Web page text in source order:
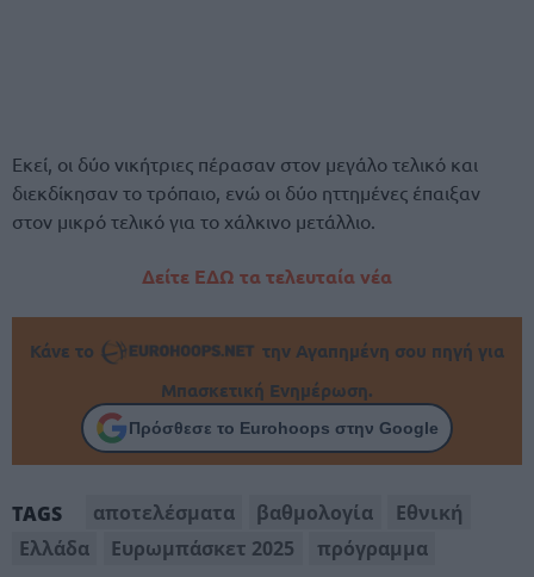
Εκεί, οι δύο νικήτριες πέρασαν στον μεγάλο τελικό και
διεκδίκησαν το τρόπαιο, ενώ οι δύο ηττημένες έπαιξαν
στον μικρό τελικό για το χάλκινο μετάλλιο.
Δείτε ΕΔΩ τα τελευταία νέα
Κάνε το
την Αγαπημένη σου πηγή για
Μπασκετική Ενημέρωση.
Πρόσθεσε το Eurohoops στην Google
TAGS αποτελέσματα βαθμολογία
Εθνική
Ελλάδα
Ευρωμπάσκετ 2025 πρόγραμμα